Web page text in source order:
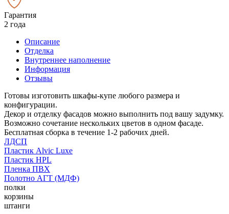
Гарантия
2 года
Описание
Отделка
Внутреннее наполнение
Информация
Отзывы
Готовы изготовить шкафы-купе любого размера и
конфигурации.
Декор и отделку фасадов можно выполнить под вашу задумку.
Возможно сочетание нескольких цветов в одном фасаде.
Бесплатная сборка в течение 1-2 рабочих дней.
ЛДСП
Пластик Alvic Luxe
Пластик HPL
Пленка ПВХ
Полотно АГТ (МДФ)
полки
корзины
штанги